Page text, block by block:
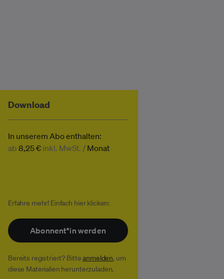
Download
In unserem Abo enthalten:
ab 8,25 € inkl. MwSt. / Monat
Erfahre mehr! Einfach hier klicken:
Abonnent*in werden
Bereits registriert? Bitteanmelden, um
diese Materialien herunterzuladen.